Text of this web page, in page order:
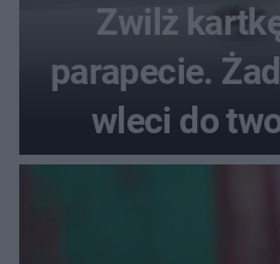
Zwilż
parapecie.
wleci do